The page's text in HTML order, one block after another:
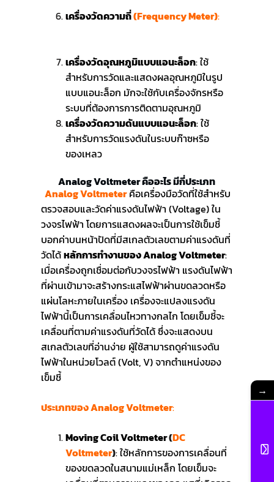
เครื่องวัดความถี่(Frequency Meter):
เครื่องวัดอุณหภูมิแบบแอนะล็อก: ใช้
สำหรับการวัดและแสดงผลอุณหภูมิในรูป
แบบแอนะล็อก มักจะใช้กับเครื่องจักรหรือ
ระบบที่ต้องการการติดตามอุณหภูมิ
เครื่องวัดความดันแบบแอนะล็อก: ใช้
สำหรับการวัดแรงดันในระบบก๊าซหรือ
ของเหลว
Analog Voltmeter คืออะไร มีกี่ประเภท
Analog Voltmeter คือเครื่องมือวัดที่ใช้สำหรับ
ตรวจสอบและวัดค่าแรงดันไฟฟ้า (Voltage) ใน
วงจรไฟฟ้า โดยการแสดงผลจะเป็นการใช้เข็มชี้
บอกค่าบนหน้าปัดที่มีสเกลตัวเลขตามค่าแรงดันที่
วัดได้หลักการทำงานของ Analog Voltmeter:
เมื่อเครื่องถูกเชื่อมต่อกับวงจรไฟฟ้า แรงดันไฟฟ้า
ที่ผ่านเข้ามาจะสร้างกระแสไฟฟ้าผ่านขดลวดหรือ
แผ่นโลหะภายในเครื่อง เครื่องจะแปลงแรงดัน
ไฟฟ้านี้เป็นการเคลื่อนไหวทางกลไก โดยเข็มชี้จะ
เคลื่อนที่ตามค่าแรงดันที่วัดได้ ซึ่งจะแสดงบน
สเกลตัวเลขที่อ่านง่าย ผู้ใช้สามารถดูค่าแรงดัน
ไฟฟ้าในหน่วยโวลต์ (Volt, V) จากตำแหน่งของ
เข็มชี้
ประเภทของ Analog Voltmeter:
Moving Coil Voltmeter(DC
Voltmeter):ใช้หลักการของการเคลื่อนที่
ของขดลวดในสนามแม่เหล็ก โดยเข็มจะ
→